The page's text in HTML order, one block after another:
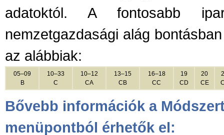
adatoktól. A fontosabb
nemzetgazdasági alág
az alábbiak:
05–09
B
10–33
C
10–12
CA
13–15
CB
16–18
CC
19
CD
20
CE
Bővebb információk a
menüpontból érhetők el: